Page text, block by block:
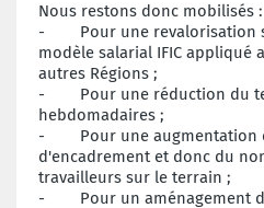
Nous restons donc mobilisés :
- Pour une revalorisation
modèle salarial IFIC appliqué
autres Régions ;
- Pour une réduction du
hebdomadaires ;
- Pour une augmentation
d'encadrement et donc du
travailleurs sur le terrain ;
- Pour un aménagement